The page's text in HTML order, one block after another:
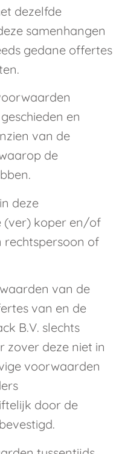
dezelfde
samenhangen
gedane offertes
en
van de
de
deze
(ver) koper en/of
rechtspersoon of
van de
van en de
B.V. slechts
zover deze niet in
voorwaarden
door de